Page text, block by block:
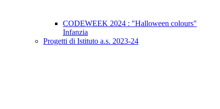
CODEWEEK 2024 : "Halloween colours"
Infanzia
Progetti di Istituto a.s. 2023-24